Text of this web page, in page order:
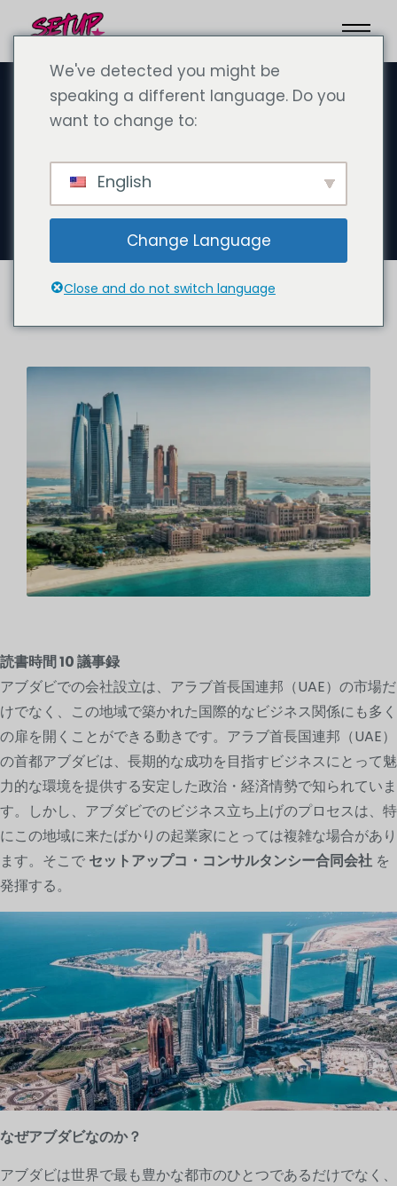
9月 30, 2024
アブダビでの会社設立会社設立
読書時間10議事録
アブダビでの会社設立は、アラブ首長国連邦（UAE）の市場だ
けでなく、この地域で築かれた国際的なビジネス関係にも多く
の扉を開くことができる動きです。アラブ首長国連邦（UAE）
の首都アブダビは、長期的な成功を目指すビジネスにとって魅
力的な環境を提供する安定した政治・経済情勢で知られていま
す。しかし、アブダビでのビジネス立ち上げのプロセスは、特
にこの地域に来たばかりの起業家にとっては複雑な場合があり
ます。そこで セットアップコ・コンサルタンシー合同会社 を
発揮する。
なぜアブダビなのか？
アブダビは世界で最も豊かな都市のひとつであるだけでなく、
We've detected you might be
speaking a different language. Do you
want to change to:
English
Change Language
Close and do not switch language